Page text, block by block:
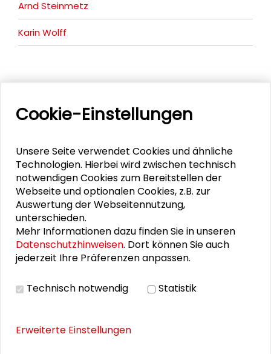
Arnd Steinmetz
Karin Wolff
Agenda s:ne Update Symposium
VIDEO
Video ansehen
BILDERGALERIE
Cookie-Einstellungen
Unsere Seite verwendet Cookies und ähnliche
Technologien. Hierbei wird zwischen technisch
notwendigen Cookies zum Bereitstellen der
Webseite und optionalen Cookies, z.B. zur
Auswertung der Webseitennutzung,
unterschieden.
Mehr Informationen dazu finden Sie in unseren
Datenschutzhinweisen. Dort können Sie auch
jederzeit Ihre Präferenzen anpassen.
Technisch notwendig Statistik
Erweiterte Einstellungen